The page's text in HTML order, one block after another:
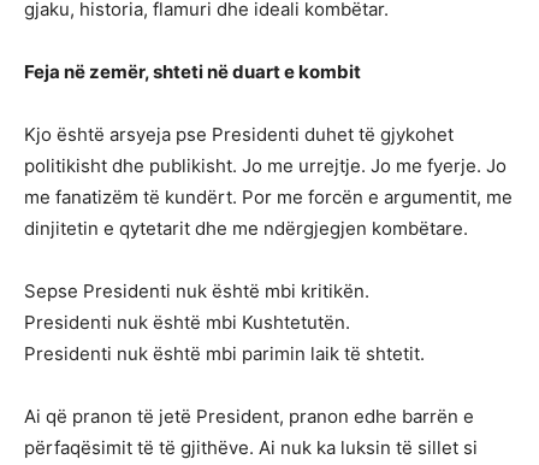
gjaku, historia, flamuri dhe ideali kombëtar.
Feja në zemër, shteti në duart e kombit
Kjo është arsyeja pse Presidenti duhet të gjykohet
politikisht dhe publikisht. Jo me urrejtje. Jo me fyerje. Jo
me fanatizëm të kundërt. Por me forcën e argumentit, me
dinjitetin e qytetarit dhe me ndërgjegjen kombëtare.
Sepse Presidenti nuk është mbi kritikën.
Presidenti nuk është mbi Kushtetutën.
Presidenti nuk është mbi parimin laik të shtetit.
Ai që pranon të jetë President, pranon edhe barrën e
përfaqësimit të të gjithëve. Ai nuk ka luksin të sillet si